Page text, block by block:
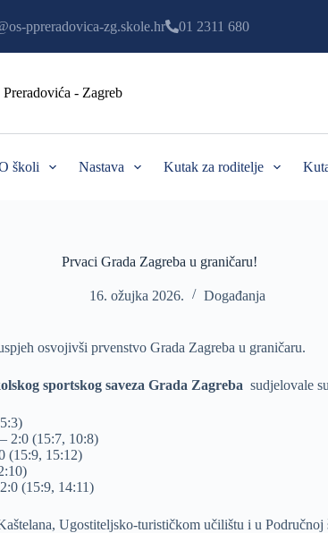
ppreradovica-zg.skole.hr 01 2311 680
- Zagreb
školi Nastava Kutak za roditelje
Prvaci Grada Zagreba u graničaru!
16. ožujka 2026. Događanja
osvojivši prvenstvo Grada Zagreba u graničaru.
sportskog saveza Grada Zagreba sudjelovale
2:0 (15:7, 10:8)
(15:9, 15:12)
(15:9, 14:11)
Ugostiteljsko-turističkom učilištu i u Područnoj